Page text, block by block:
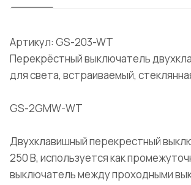
Артикул: GS-203-WT
Перекрёстный выключатель
для света, встраиваемый,
GS-2GMW-WT
Двухклавишный перекрестный
250 В, используется как
выключатель между проходными